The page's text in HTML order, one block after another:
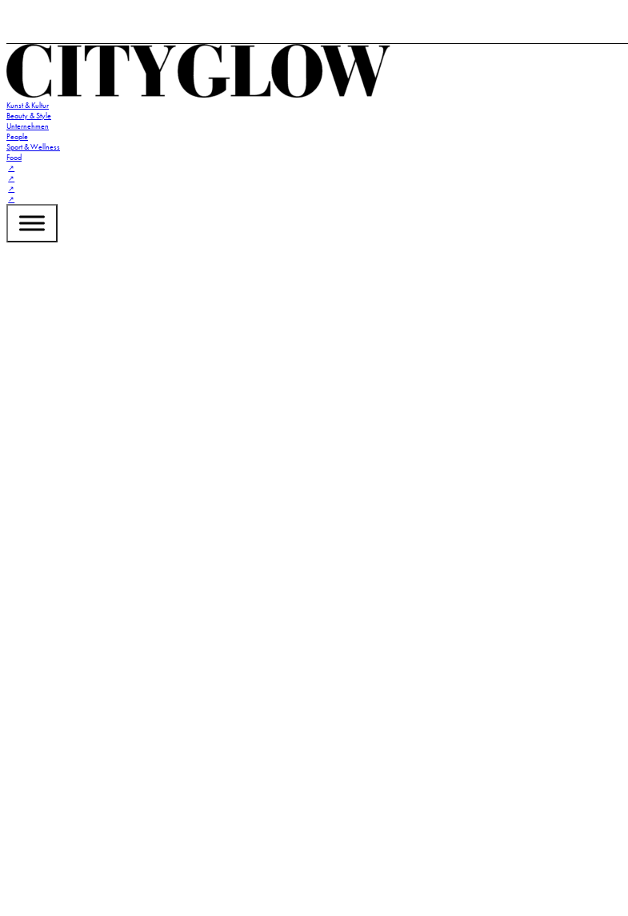
Kunst & Kultur
Beauty & Style
Unternehmen
People
Sport & Wellness
Food